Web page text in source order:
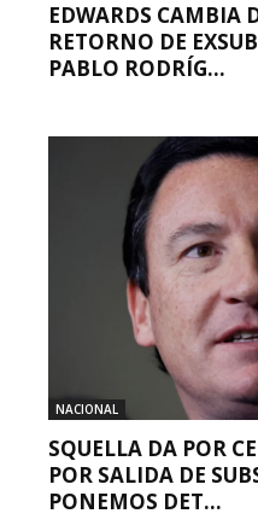
EDWARDS CAMBIA
RETORNO DE
PABLO RODRÍG...
NACIONAL
SQUELLA DA POR
POR SALIDA DE
PONEMOS DET...